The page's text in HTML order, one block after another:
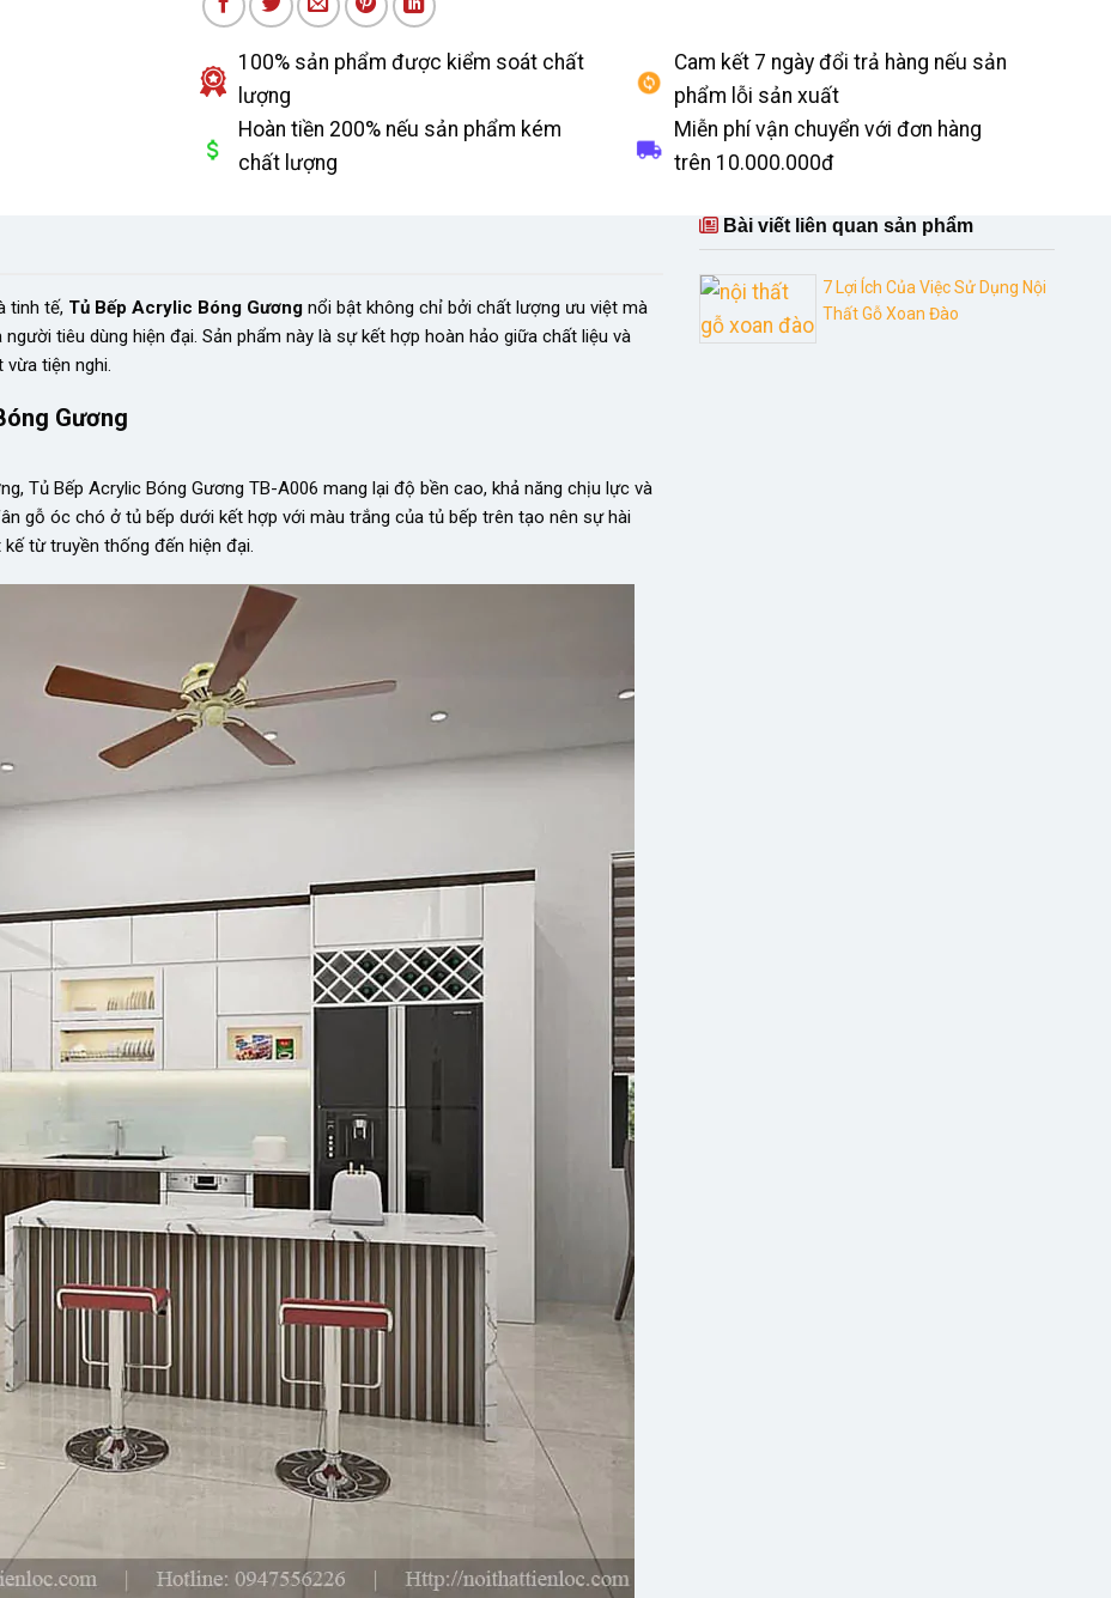
100% sản phẩm được kiểm soát chất
lượng
Cam kết 7 ngày đổi trả hàng nếu sản
phẩm lỗi sản xuất
Hoàn tiền 200% nếu sản phẩm kém
chất lượng
Miễn phí vận chuyển với đơn hàng
trên 10.000.000đ
tinh tế, Tủ Bếp Acrylic Bóng Gương nổi bật không chỉ bởi chất lượng ưu việt mà
tiêu dùng hiện đại. Sản phẩm này là sự kết hợp hoàn hảo giữa chất liệu và
tiện nghi.
Gương
Tủ Bếp Acrylic Bóng Gương TB-A006 mang lại độ bền cao, khả năng chịu lực và
gỗ óc chó ở tủ bếp dưới kết hợp với màu trắng của tủ bếp trên tạo nên sự hài
từ truyền thống đến hiện đại.
Bài viết liên quan sản phẩm
7 Lợi Ích Của Việc Sử Dụng Nội
Thất Gỗ Xoan Đào